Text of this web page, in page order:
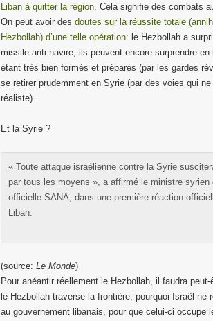
Liban à quitter la région. Cela signifie des combats
On peut avoir des doutes sur la réussite totale
Hezbollah) d’une telle opération: le Hezbollah a
missile anti-navire, ils peuvent encore surprendre
étant très bien formés et préparés (par les gardes
se retirer prudemment en Syrie (par des voies qui
réaliste).
Et la Syrie ?
« Toute attaque israélienne contre la Syrie
par tous les moyens », a affirmé le ministre syrien
officielle SANA, dans une première réaction
Liban.
(source: Le Monde)
Pour anéantir réellement le Hezbollah, il faudra
le Hezbollah traverse la frontière, pourquoi Israël
au gouvernement libanais, pour que celui-ci occupe